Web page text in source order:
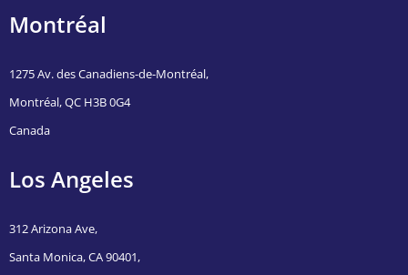
Montréal
1275 Av. des Canadiens-de-Montréal,
Montréal, QC H3B 0G4
Canada
Los Angeles
312 Arizona Ave,
Santa Monica, CA 90401,